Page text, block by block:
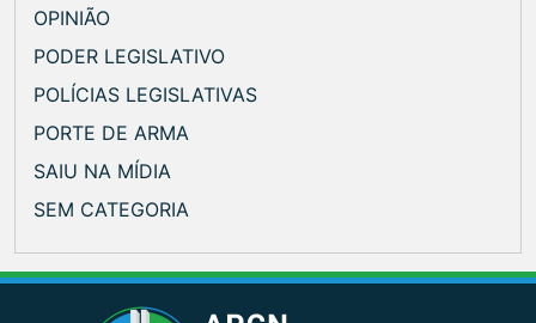
OPINIÃO
PODER LEGISLATIVO
POLÍCIAS LEGISLATIVAS
PORTE DE ARMA
SAIU NA MÍDIA
SEM CATEGORIA